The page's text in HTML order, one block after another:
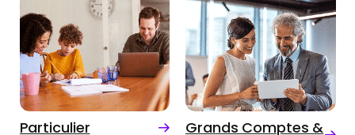
Particulier Grands Comptes &